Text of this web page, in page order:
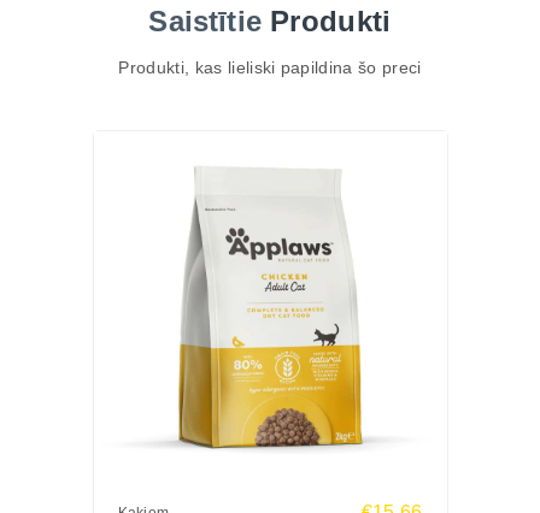
un sirds darbībai.
Augsts zivju proteīna saturs – muskuļiem un
Bezgraudu formula – saudzīgai gremošanai un
Galvenās īpašības
100% bez graudiem – viegli sagremojama
50% zivju (lasis, siļķe, baltā zivs) – dabisks proteīns
Laša eļļa – bagātīgs Omega-3 avots
Prebiotikas (FOS) – zarnu mikrofloras līdzsvaram
Biešu mīkstums – gremošanas atbalstam
Dzērvenes un rozmarīns – dabīgi antioksidanti
Saistītie Produkti
Produkti, kas lieliski papildina šo preci